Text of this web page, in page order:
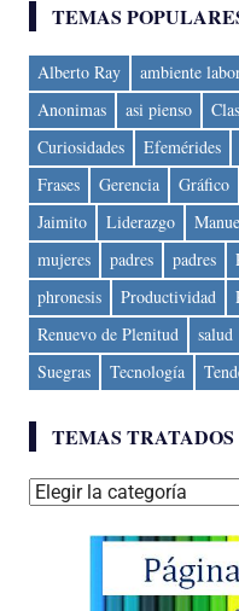
TEMAS
Alberto Ray ambiente
Anonimas
asi pienso
Curiosidades
Efemérides
Frases
Gerencia Gráfico
Jaimito
Liderazgo
mujeres
padres padres
phronesis
Productividad
Renuevo de Plenitud
salud
Suegras
Tecnología
TEMAS TRATADOS
Temas